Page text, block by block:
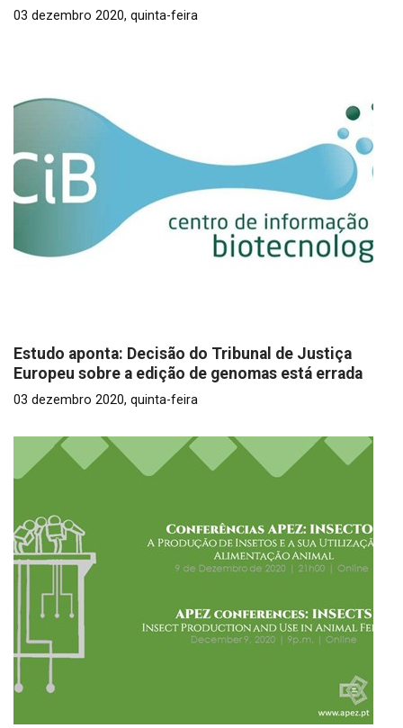
03 dezembro 2020, quinta-feira
Estudo aponta: Decisão do Tribunal de Justiça
Europeu sobre a edição de genomas está errada
03 dezembro 2020, quinta-feira